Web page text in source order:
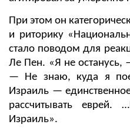
При этом он
и риторику
стало поводом для
Ле Пен. «Я не останусь,
— Не знаю, куда я
Израиль —
рассчитывать
Израиль».